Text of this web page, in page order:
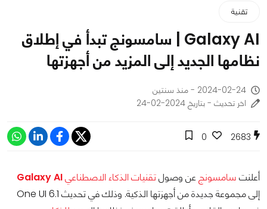
تقنية
Galaxy AI | سامسونج تبدأ في إطلاق
نظامها الجديد إلى المزيد من أجهزتها
2024-02-24 - منذ سنتين
اخر تحديث - بتاريخ 2024-02-24
2683
0
أعلنت سامسونجعن وصولتقنيات الذكاء الاصطناعيGalaxy AI
إلى مجموعة جديدة من أجهزتها الذكية. وذلك في تحديث One UI 6.1